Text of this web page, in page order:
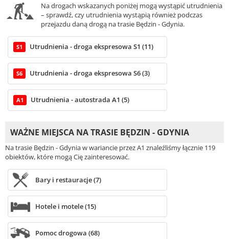
Na drogach wskazanych poniżej mogą wystąpić utrudnienia
– sprawdź, czy utrudnienia wystąpią również podczas
przejazdu daną drogą na trasie Będzin - Gdynia.
S1 Utrudnienia - droga ekspresowa S1 (11)
S6 Utrudnienia - droga ekspresowa S6 (3)
A1 Utrudnienia - autostrada A1 (5)
WAŻNE MIEJSCA NA TRASIE BĘDZIN - GDYNIA
Na trasie Będzin - Gdynia w wariancie przez A1 znaleźliśmy łącznie 119
obiektów, które mogą Cię zainteresować.
Bary i restauracje (7)
Hotele i motele (15)
Pomoc drogowa (68)